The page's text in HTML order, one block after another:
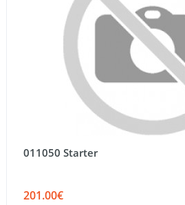
011050 Starter
201.00€